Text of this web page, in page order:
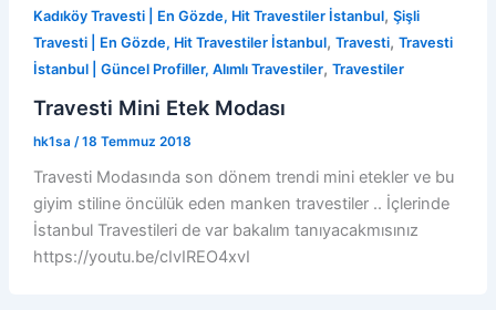
Kadıköy Travesti | En Gözde, Hit Travestiler İstanbul, Şişli
Travesti | En Gözde, Hit Travestiler İstanbul, Travesti, Travesti
İstanbul | Güncel Profiller, Alımlı Travestiler, Travestiler
Travesti Mini Etek Modası
hk1sa /18 Temmuz 2018
Travesti Modasında son dönem trendi mini etekler ve bu
giyim stiline öncülük eden manken travestiler .. İçlerinde
İstanbul Travestileri de var bakalım tanıyacakmısınız
https://youtu.be/cIvIREO4xvI